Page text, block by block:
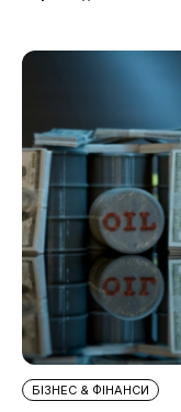
БІЗНЕС & ФІНАНСИ